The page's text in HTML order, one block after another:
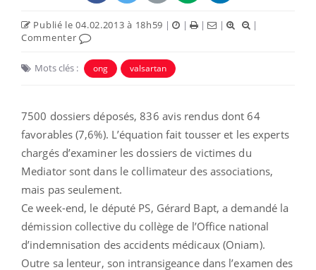
Publié le 04.02.2013 à 18h59 | | | |
|
Commenter
Mots clés : ong valsartan
7500 dossiers déposés, 836 avis rendus dont 64
favorables (7,6%). L’équation fait tousser et les experts
chargés d’examiner les dossiers de victimes du
Mediator sont dans le collimateur des associations,
mais pas seulement.
Ce week-end, le député PS, Gérard Bapt, a demandé la
démission collective du collège de l’Office national
d’indemnisation des accidents médicaux (Oniam).
Outre sa lenteur, son intransigeance dans l’examen des